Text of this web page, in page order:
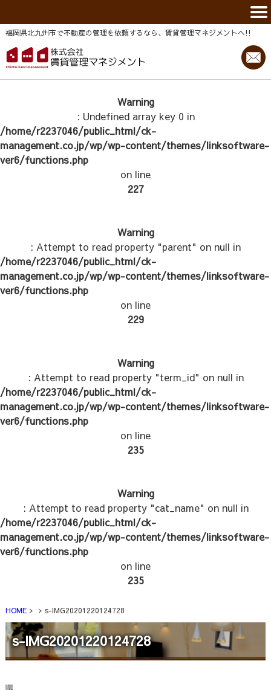
福岡県北九州市で不動産の管理を依頼するなら、賃貸管理マネジメントヘ!!
Warning
: Undefined array key 0 in
/home/r2237046/public_html/ck-
management.co.jp/wp/wp-content/themes/linksoftware-
ver6/functions.php
on line
227
Warning
: Attempt to read property "parent" on null in
/home/r2237046/public_html/ck-
management.co.jp/wp/wp-content/themes/linksoftware-
ver6/functions.php
on line
229
Warning
: Attempt to read property "term_id" on null in
/home/r2237046/public_html/ck-
management.co.jp/wp/wp-content/themes/linksoftware-
ver6/functions.php
on line
235
Warning
: Attempt to read property "cat_name" on null in
/home/r2237046/public_html/ck-
management.co.jp/wp/wp-content/themes/linksoftware-
ver6/functions.php
on line
235
HOME s-IMG20201220124728
s-IMG20201220124728